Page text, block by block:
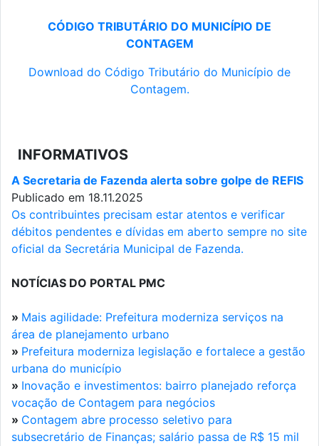
CÓDIGO TRIBUTÁRIO DO MUNICÍPIO DE
CONTAGEM
Download do Código Tributário do Município de
Contagem.
INFORMATIVOS
A Secretaria de Fazenda alerta sobre golpe de REFIS
Publicado em 18.11.2025
Os contribuintes precisam estar atentos e verificar
débitos pendentes e dívidas em aberto sempre no site
oficial da Secretária Municipal de Fazenda.
NOTÍCIAS DO PORTAL PMC
» Mais agilidade: Prefeitura moderniza serviços na
área de planejamento urbano
» Prefeitura moderniza legislação e fortalece a gestão
urbana do município
» Inovação e investimentos: bairro planejado reforça
vocação de Contagem para negócios
» Contagem abre processo seletivo para
subsecretário de Finanças; salário passa de R$ 15 mil